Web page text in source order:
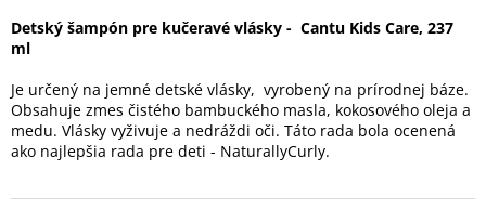
Detský šampón pre kučeravé vlásky - Cantu Kids Care, 237
ml
Je určený na jemné detské vlásky, vyrobený na prírodnej báze.
Obsahuje zmes čistého bambuckého masla, kokosového oleja a
medu. Vlásky vyživuje a nedráždi oči. Táto rada bola ocenená
ako najlepšia rada pre deti - NaturallyCurly.
0,0
z
5
hviezdičiek.